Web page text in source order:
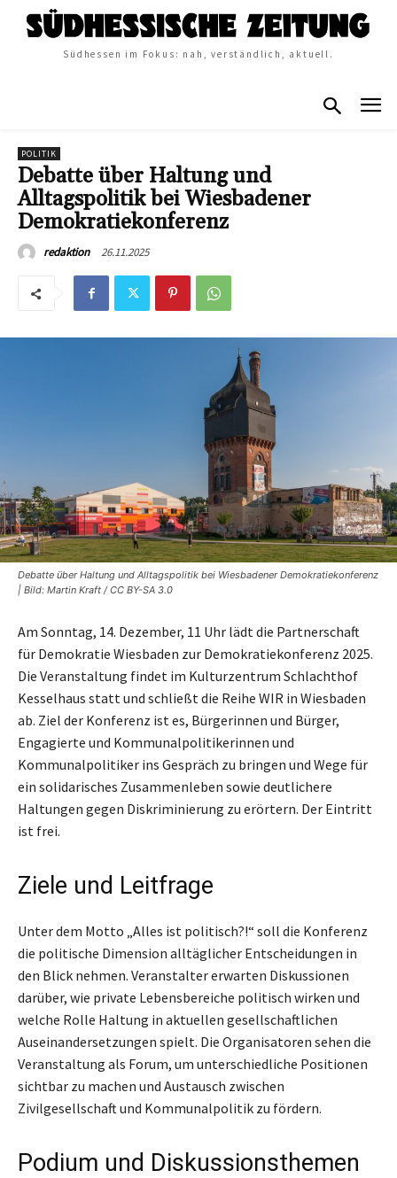
Südhessen im Fokus: nah, verständlich, aktuell.
POLITIK
Debatte über Haltung und
Alltagspolitik bei Wiesbadener
Demokratiekonferenz
redaktion 26.11.2025
Debatte über Haltung und Alltagspolitik bei Wiesbadener Demokratiekonferenz
| Bild: Martin Kraft / CC BY-SA 3.0
Am Sonntag, 14. Dezember, 11 Uhr lädt die Partnerschaft
für Demokratie Wiesbaden zur Demokratiekonferenz 2025.
Die Veranstaltung findet im Kulturzentrum Schlachthof
Kesselhaus statt und schließt die Reihe WIR in Wiesbaden
ab. Ziel der Konferenz ist es, Bürgerinnen und Bürger,
Engagierte und Kommunalpolitikerinnen und
Kommunalpolitiker ins Gespräch zu bringen und Wege für
ein solidarisches Zusammenleben sowie deutlichere
Haltungen gegen Diskriminierung zu erörtern. Der Eintritt
ist frei.
Ziele und Leitfrage
Unter dem Motto „Alles ist politisch?!“ soll die Konferenz
die politische Dimension alltäglicher Entscheidungen in
den Blick nehmen. Veranstalter erwarten Diskussionen
darüber, wie private Lebensbereiche politisch wirken und
welche Rolle Haltung in aktuellen gesellschaftlichen
Auseinandersetzungen spielt. Die Organisatoren sehen die
Veranstaltung als Forum, um unterschiedliche Positionen
sichtbar zu machen und Austausch zwischen
Zivilgesellschaft und Kommunalpolitik zu fördern.
Podium und Diskussionsthemen